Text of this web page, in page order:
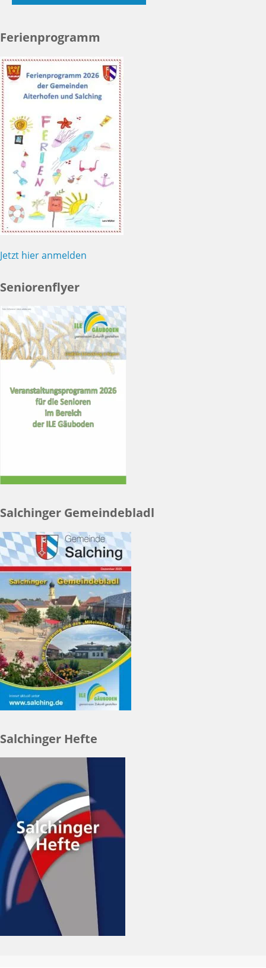
Ferienprogramm
Jetzt hier anmelden
Seniorenflyer
Salchinger Gemeindebladl
Salchinger Hefte